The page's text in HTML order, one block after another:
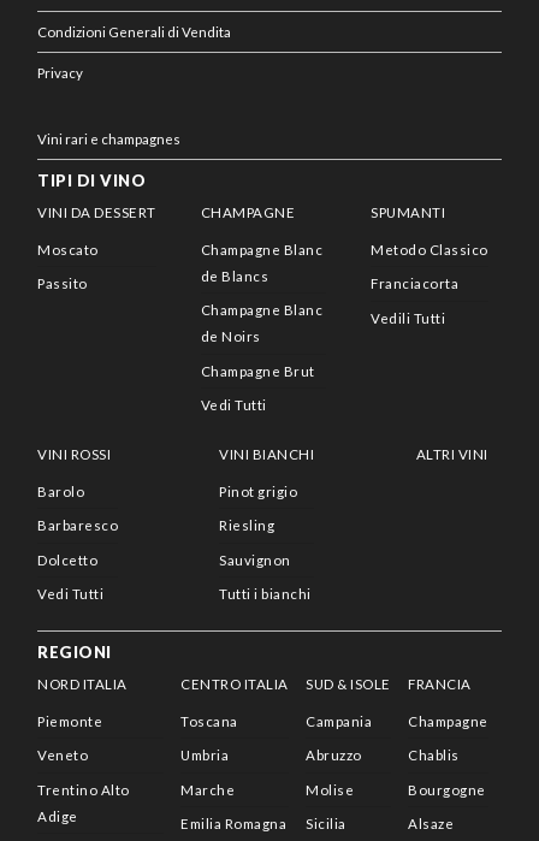
Condizioni Generali di Vendita
Privacy
Vini rari e champagnes
TIPI DI VINO
VINI DA DESSERT
Moscato
Passito
CHAMPAGNE
Champagne Blanc
de Blancs
Champagne Blanc
de Noirs
Champagne Brut
Vedi Tutti
SPUMANTI
Metodo Classico
Franciacorta
Vedili Tutti
VINI ROSSI
Barolo
Barbaresco
Dolcetto
Vedi Tutti
VINI BIANCHI
Pinot grigio
Riesling
Sauvignon
Tutti i bianchi
ALTRI VINI
REGIONI
NORD ITALIA
Piemonte
Veneto
Trentino Alto
Adige
CENTRO ITALIA
Toscana
Umbria
Marche
Emilia Romagna
SUD & ISOLE
Campania
Abruzzo
Molise
Sicilia
FRANCIA
Champagne
Chablis
Bourgogne
Alsaze